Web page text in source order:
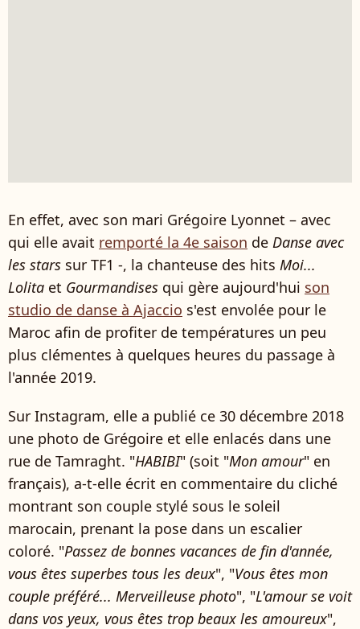
En effet, avec son mari Grégoire Lyonnet – avec
qui elle avait remporté la 4e saison de Danse avec
les stars sur TF1 -, la chanteuse des hits Moi...
Lolita et Gourmandises qui gère aujourd'hui son
studio de danse à Ajaccio s'est envolée pour le
Maroc afin de profiter de températures un peu
plus clémentes à quelques heures du passage à
l'année 2019.
Sur Instagram, elle a publié ce 30 décembre 2018
une photo de Grégoire et elle enlacés dans une
rue de Tamraght. "HABIBI" (soit "Mon amour" en
français), a-t-elle écrit en commentaire du cliché
montrant son couple stylé sous le soleil
marocain, prenant la pose dans un escalier
coloré. "Passez de bonnes vacances de fin d'année,
vous êtes superbes tous les deux", "Vous êtes mon
couple préféré... Merveilleuse photo", "L'amour se voit
dans vos yeux, vous êtes trop beaux les amoureux",